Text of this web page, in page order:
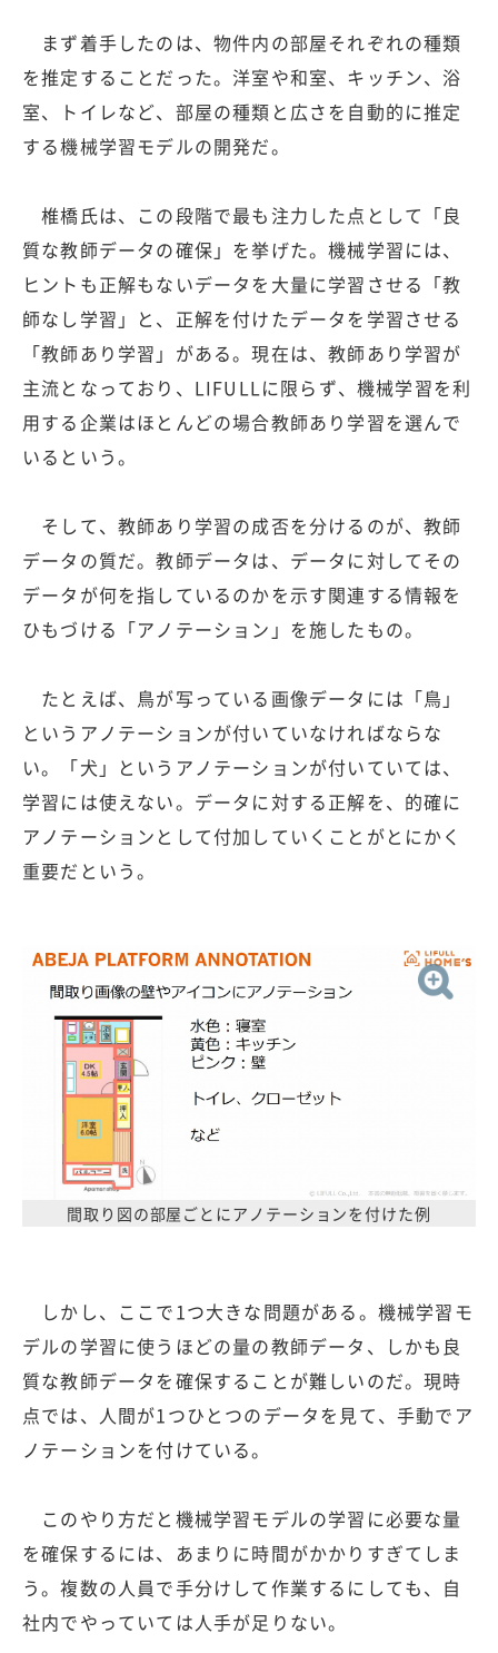
まず着手したのは、物件内の部屋それぞれの種類
を推定することだった。洋室や和室、キッチン、浴
室、トイレなど、部屋の種類と広さを自動的に推定
する機械学習モデルの開発だ。
椎橋氏は、この段階で最も注力した点として「良
質な教師データの確保」を挙げた。機械学習には、
ヒントも正解もないデータを大量に学習させる「教
師なし学習」と、正解を付けたデータを学習させる
「教師あり学習」がある。現在は、教師あり学習が
主流となっており、LIFULLに限らず、機械学習を利
用する企業はほとんどの場合教師あり学習を選んで
いるという。
そして、教師あり学習の成否を分けるのが、教師
データの質だ。教師データは、データに対してその
データが何を指しているのかを示す関連する情報を
ひもづける「アノテーション」を施したもの。
たとえば、鳥が写っている画像データには「鳥」
というアノテーションが付いていなければならな
い。「犬」というアノテーションが付いていては、
学習には使えない。データに対する正解を、的確に
アノテーションとして付加していくことがとにかく
重要だという。
間取り図の部屋ごとにアノテーションを付けた例
しかし、ここで1つ大きな問題がある。機械学習モ
デルの学習に使うほどの量の教師データ、しかも良
質な教師データを確保することが難しいのだ。現時
点では、人間が1つひとつのデータを見て、手動でア
ノテーションを付けている。
このやり方だと機械学習モデルの学習に必要な量
を確保するには、あまりに時間がかかりすぎてしま
う。複数の人員で手分けして作業するにしても、自
社内でやっていては人手が足りない。